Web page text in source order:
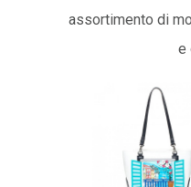
assortimento di
e